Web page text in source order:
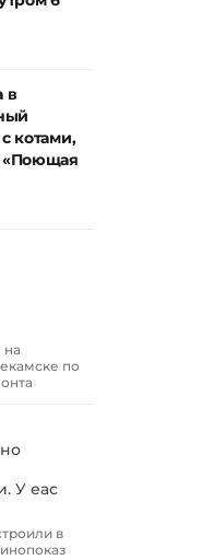
в
котами,
«Поющая
на
по
У еас
в